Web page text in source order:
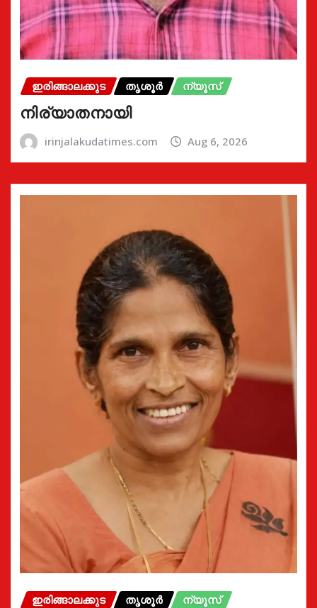
ഇരിങ്ങാലക്കുട തൃശൂർ ന്യൂസ്
നിര്യാതനായി
irinjalakudatimes.com Aug 6, 2026
ഇരിങ്ങാലക്കുട തൃശൂർ ന്യൂസ്